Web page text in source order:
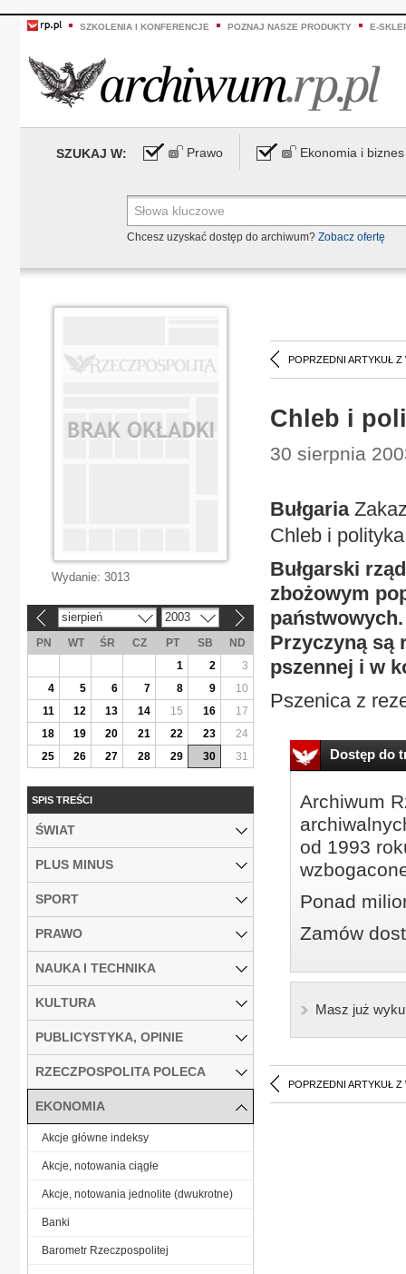
SZKOLENIA I KONFERENCJE POZNAJ NASZE PRODUKTY E-
SZUKAJ W: Prawo Ekonomia i biznes
Chcesz uzyskać dostęp do archiwum? Zobacz ofertę
POPRZEDNI ARTYKUŁ Z
Chleb i
30 sierpnia
Bułgaria
Chleb i polityka
Bułgarski
zbożowym
Przyczyną są
pszennej i w
Pszenica z
Dostęp do
Archiwum
od 1993
Ponad
Zamów
Masz już
POPRZEDNI ARTYKUŁ Z
Wydanie: 3013
sierpień 2003
PN WT ŚR CZ PT SB
ND
1
2
3
4
5 6 7 8 9
10
11
12 13 14 15 16
17
18
19 20 21 22 23
24
25
26 27 28 29 30 31
SPIS TREŚCI
ŚWIAT
PLUS MINUS
SPORT
PRAWO
NAUKA I TECHNIKA
KULTURA
PUBLICYSTYKA, OPINIE
RZECZPOSPOLITA POLECA
EKONOMIA
Akcje główne indeksy
Akcje, notowania ciągłe
Akcje, notowania jednolite (dwukrotne)
Banki
Barometr Rzeczpospolitej